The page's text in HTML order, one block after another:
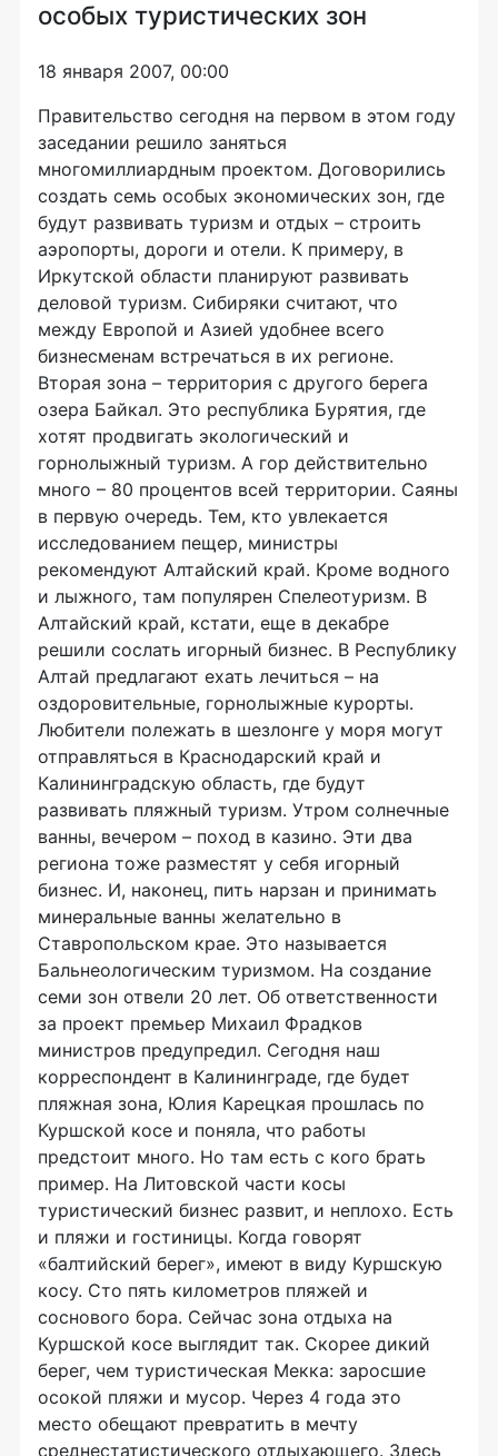
особых туристических зон
18 января 2007, 00:00
Правительство сегодня на первом в этом году
заседании решило заняться
многомиллиардным проектом. Договорились
создать семь особых экономических зон, где
будут развивать туризм и отдых – строить
аэропорты, дороги и отели. К примеру, в
Иркутской области планируют развивать
деловой туризм. Сибиряки считают, что
между Европой и Азией удобнее всего
бизнесменам встречаться в их регионе.
Вторая зона – территория с другого берега
озера Байкал. Это республика Бурятия, где
хотят продвигать экологический и
горнолыжный туризм. А гор действительно
много – 80 процентов всей территории. Саяны
в первую очередь. Тем, кто увлекается
исследованием пещер, министры
рекомендуют Алтайский край. Кроме водного
и лыжного, там популярен Спелеотуризм. В
Алтайский край, кстати, еще в декабре
решили сослать игорный бизнес. В Республику
Алтай предлагают ехать лечиться – на
оздоровительные, горнолыжные курорты.
Любители полежать в шезлонге у моря могут
отправляться в Краснодарский край и
Калининградскую область, где будут
развивать пляжный туризм. Утром солнечные
ванны, вечером – поход в казино. Эти два
региона тоже разместят у себя игорный
бизнес. И, наконец, пить нарзан и принимать
минеральные ванны желательно в
Ставропольском крае. Это называется
Бальнеологическим туризмом. На создание
семи зон отвели 20 лет. Об ответственности
за проект премьер Михаил Фрадков
министров предупредил. Сегодня наш
корреспондент в Калининграде, где будет
пляжная зона, Юлия Карецкая прошлась по
Куршской косе и поняла, что работы
предстоит много. Но там есть с кого брать
пример. На Литовской части косы
туристический бизнес развит, и неплохо. Есть
и пляжи и гостиницы. Когда говорят
«балтийский берег», имеют в виду Куршскую
косу. Сто пять километров пляжей и
соснового бора. Сейчас зона отдыха на
Куршской косе выглядит так. Скорее дикий
берег, чем туристическая Мекка: заросшие
осокой пляжи и мусор. Через 4 года это
место обещают превратить в мечту
среднестатистического отдыхающего. Здесь